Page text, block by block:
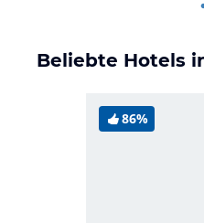
Beliebte Hotels
86%